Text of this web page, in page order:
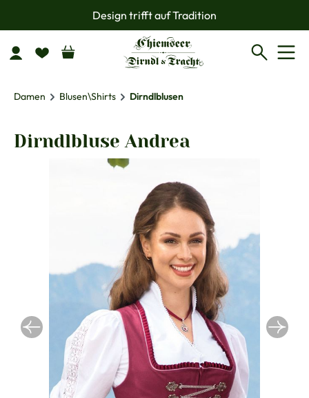
Zum Hauptinhalt springenDesign trifft auf Tradition
Damen Blusen\Shirts Dirndlblusen
Dirndlbluse Andrea
Bildergalerie überspringen